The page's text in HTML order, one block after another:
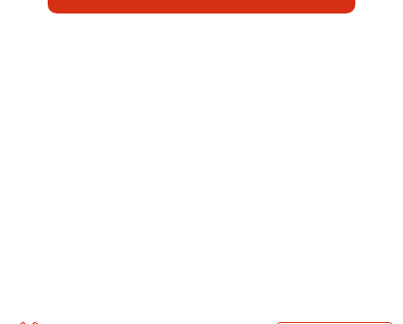
婚をしたいとは思わない」と回答したことがわかりまし